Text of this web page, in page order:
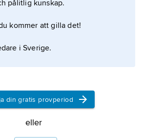
som speciell teknik i slutet av
tekniker.
pålitlig kunskap.
kommer att gilla det!
i Sverige.
din gratis provperiod
eller